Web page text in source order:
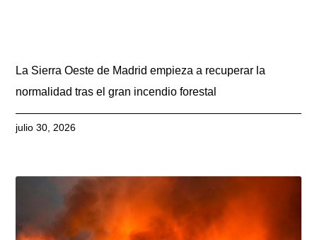
La Sierra Oeste de Madrid empieza a recuperar la
normalidad tras el gran incendio forestal
julio 30, 2026